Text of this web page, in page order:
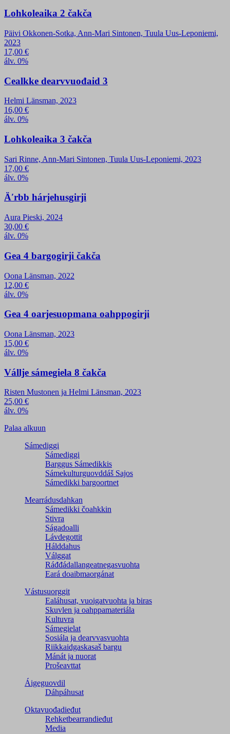
Lohkoleaika 2 čakča
Päivi Okkonen-Sotka, Ann-Mari Sintonen, Tuula Uus-Leponiemi,
2023
17,00 €
álv. 0%
Cealkke dearvvuođaid 3
Helmi Länsman, 2023
16,00 €
álv. 0%
Lohkoleaika 3 čakča
Sari Rinne, Ann-Mari Sintonen, Tuula Uus-Leponiemi, 2023
17,00 €
álv. 0%
Äʹrbb hárjehusgirji
Aura Pieski, 2024
30,00 €
álv. 0%
Gea 4 bargogirji čakča
Oona Länsman, 2022
12,00 €
álv. 0%
Gea 4 oarjesuopmana oahppogirji
Oona Länsman, 2023
15,00 €
álv. 0%
Vállje sámegiela 8 čakča
Risten Mustonen ja Helmi Länsman, 2023
25,00 €
álv. 0%
Palaa alkuun
Sámediggi
Sámediggi
Barggus Sámedikkis
Sámekulturguovddáš Sajos
Sámedikki bargoortnet
Mearrádusdahkan
Sámedikki čoahkkin
Stivra
Ságadoalli
Lávdegottit
Hálddahus
Válggat
Ráđđádallangeatnegas­vuohta
Eará doaibmaorgánat
Vástusuorggit
Ealáhusat, vuoigatvuohta ja biras
Skuvlen ja oahppamateriála
Kultuvra
Sámegielat
Sosiála ja dearvvasvuohta
Riikkaidgaskasaš bargu
Mánát ja nuorat
Prošeavttat
Áigeguovdil
Dáhpáhusat
Oktavuođadieđut
Rehketbearrandieđut
Media